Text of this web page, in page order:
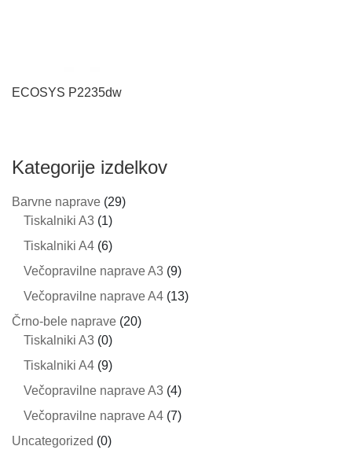
ECOSYS P2235dw
Kategorije izdelkov
Barvne naprave (29)
Tiskalniki A3 (1)
Tiskalniki A4 (6)
Večopravilne naprave A3 (9)
Večopravilne naprave A4 (13)
Črno-bele naprave (20)
Tiskalniki A3 (0)
Tiskalniki A4 (9)
Večopravilne naprave A3 (4)
Večopravilne naprave A4 (7)
Uncategorized (0)